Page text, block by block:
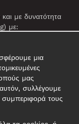
με δυνατότητα
με:
μια
μας
συλλέγουμε
συμπεριφορά τους